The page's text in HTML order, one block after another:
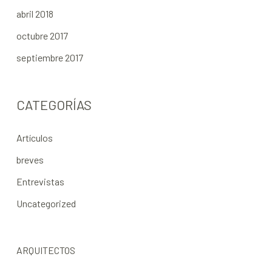
abril 2018
octubre 2017
septiembre 2017
CATEGORÍAS
Artículos
breves
Entrevistas
Uncategorized
ARQUITECTOS